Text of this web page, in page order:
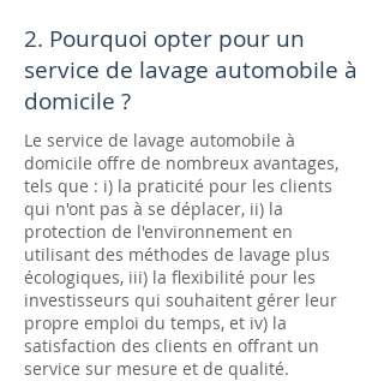
2. Pourquoi opter pour un
service de lavage automobile à
domicile ?
Le service de lavage automobile à
domicile offre de nombreux avantages,
tels que : i) la praticité pour les clients
qui n'ont pas à se déplacer, ii) la
protection de l'environnement en
utilisant des méthodes de lavage plus
écologiques, iii) la flexibilité pour les
investisseurs qui souhaitent gérer leur
propre emploi du temps, et iv) la
satisfaction des clients en offrant un
service sur mesure et de qualité.